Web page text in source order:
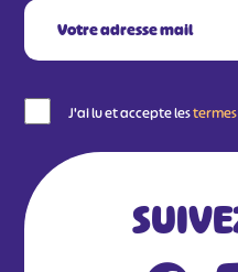
J'ai lu et accepte les